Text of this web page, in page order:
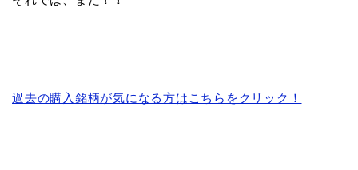
過去の購入銘柄が気になる方はこちらをクリック！